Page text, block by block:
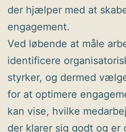
der hjælper med at
engagement.
Ved løbende at måle
identificere
styrker, og dermed
for at optimere
kan vise, hvilke
der klarer sig godt og er